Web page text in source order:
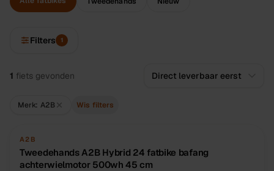
Filters 1
Alle
1 fiets gevonden
Merk: A2B Wis filters
TWEEDEHANDS
A2B
Tweedehands A2B Hybrid 24 fatbike bafang
achterwielmotor 500wh 45 cm